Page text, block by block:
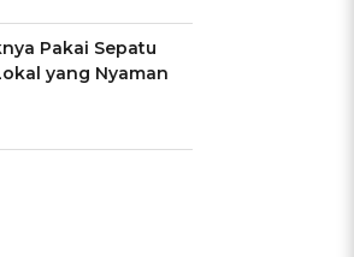
Pakai Sepatu
yang Nyaman